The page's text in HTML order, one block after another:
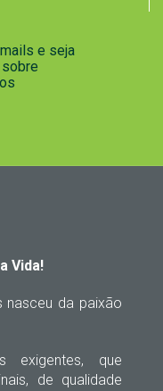
e seja
Vida!
nasceu da paixão
exigentes, que
de qualidade